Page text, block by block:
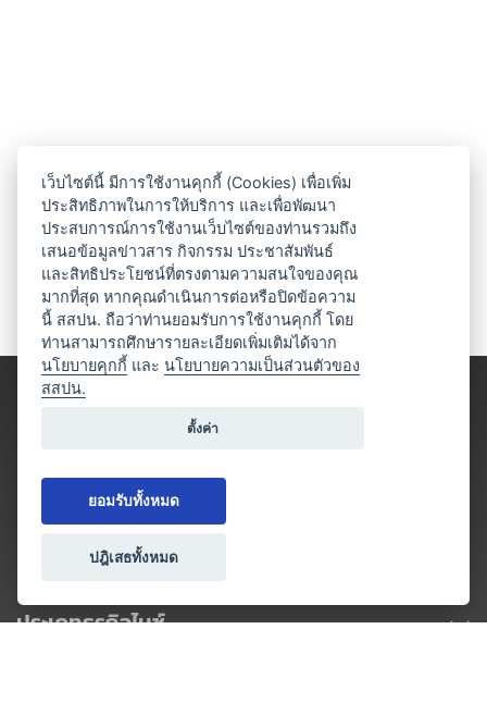
ประเภทธุรกิจไมซ์
เว็บไซต์นี้ มีการใช้งานคุกกี้ (Cookies) เพื่อเพิ่ม
ประสิทธิภาพในการให้บริการ และเพื่อพัฒนา
ประสบการณ์การใช้งานเว็บไซต์ของท่านรวมถึง
เสนอข้อมูลข่าวสาร กิจกรรม ประชาสัมพันธ์
และสิทธิประโยชน์ที่ตรงตามความสนใจของคุณ
มากที่สุด หากคุณดำเนินการต่อหรือปิดข้อความ
นี้ สสปน. ถือว่าท่านยอมรับการใช้งานคุกกี้ โดย
ท่านสามารถศึกษารายละเอียดเพิ่มเติมได้จาก
นโยบายคุกกี้ และนโยบายความเป็นส่วนตัวของ
สสปน.
ตั้งค่า
ยอมรับทั้งหมด
ปฎิเสธทั้งหมด